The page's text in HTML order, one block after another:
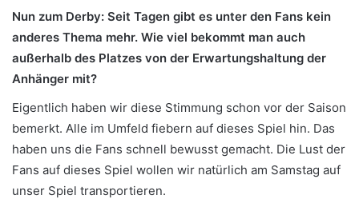
Nun zum Derby: Seit Tagen gibt es unter den Fans kein
anderes Thema mehr. Wie viel bekommt man auch
außerhalb des Platzes von der Erwartungshaltung der
Anhänger mit?
Eigentlich haben wir diese Stimmung schon vor der Saison
bemerkt. Alle im Umfeld fiebern auf dieses Spiel hin. Das
haben uns die Fans schnell bewusst gemacht. Die Lust der
Fans auf dieses Spiel wollen wir natürlich am Samstag auf
unser Spiel transportieren.